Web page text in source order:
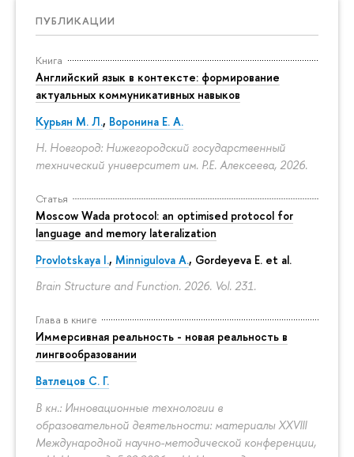
ПУБЛИКАЦИИ
Книга
Английский язык в контексте: формирование
актуальных коммуникативных навыков
Курьян М. Л., Воронина Е. А.
Н. Новгород: Нижегородский государственный
технический университет им. Р.Е. Алексеева, 2026.
Статья
Moscow Wada protocol: an optimised protocol for
language and memory lateralization
Provlotskaya I., Minnigulova A., Gordeyeva E. et al.
Brain Structure and Function. 2026. Vol. 231.
Глава в книге
Иммерсивная реальность - новая реальность в
лингвообразовании
Ватлецов С. Г.
В кн.: Инновационные технологии в
образовательной деятельности: материалы XXVIII
Международной научно-методической конференции,